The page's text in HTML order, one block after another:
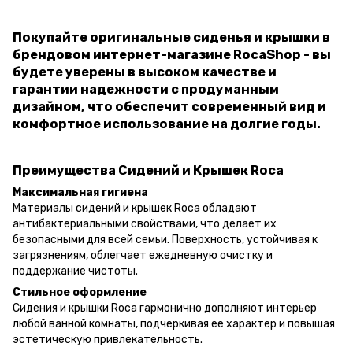
Покупайте оригинальные сиденья и крышки в
брендовом интернет-магазине RocaShop - вы
будете уверены в высоком качестве и
гарантии надежности с продуманным
дизайном, что обеспечит современный вид и
комфортное использование на долгие годы.
Преимущества Сидений и Крышек Roca
Максимальная гигиена
Материалы сидений и крышек Roca обладают
антибактериальными свойствами, что делает их
безопасными для всей семьи. Поверхность, устойчивая к
загрязнениям, облегчает ежедневную очистку и
поддержание чистоты.
Стильное оформление
Сидения и крышки Roca гармонично дополняют интерьер
любой ванной комнаты, подчеркивая ее характер и повышая
эстетическую привлекательность.